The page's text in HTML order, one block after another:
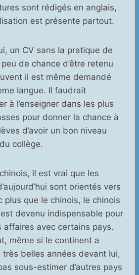
sont rédigés en anglais,
est présente partout.
un CV sans la pratique de
peu de chance d’être retenu
il est même demandé
langue. Il faudrait
à l’enseigner dans les plus
pour donner la chance à
d’avoir un bon niveau
collège.
il est vrai que les
sont orientés vers
plus que le chinois, le chinois
devenu indispensable pour
affaires avec certains pays.
même si le continent a
très belles années devant lui,
sous-estimer d’autres pays